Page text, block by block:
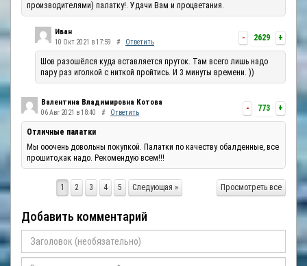
производителями) палатку!. Удачи Вам и процветания.
- 2629 +
Иван
10 Окт 2021 в 17:59 # Ответить
Шов разошёлся куда вставляется пруток. Там всего лишь надо
пару раз иголкой с ниткой пройтись. И 3 минуты времени. ))
- 773 +
Валентина Владимировна Котова
06 Авг 2021 в 18:40 # Ответить
Отличные палатки
Мы ооочень довольны покупкой. Палатки по качеству обалденные, все
прошито,как надо. Рекомендую всем!!!
Просмотреть все
1 2 3 4 5 Следующая »
Добавить комментарий